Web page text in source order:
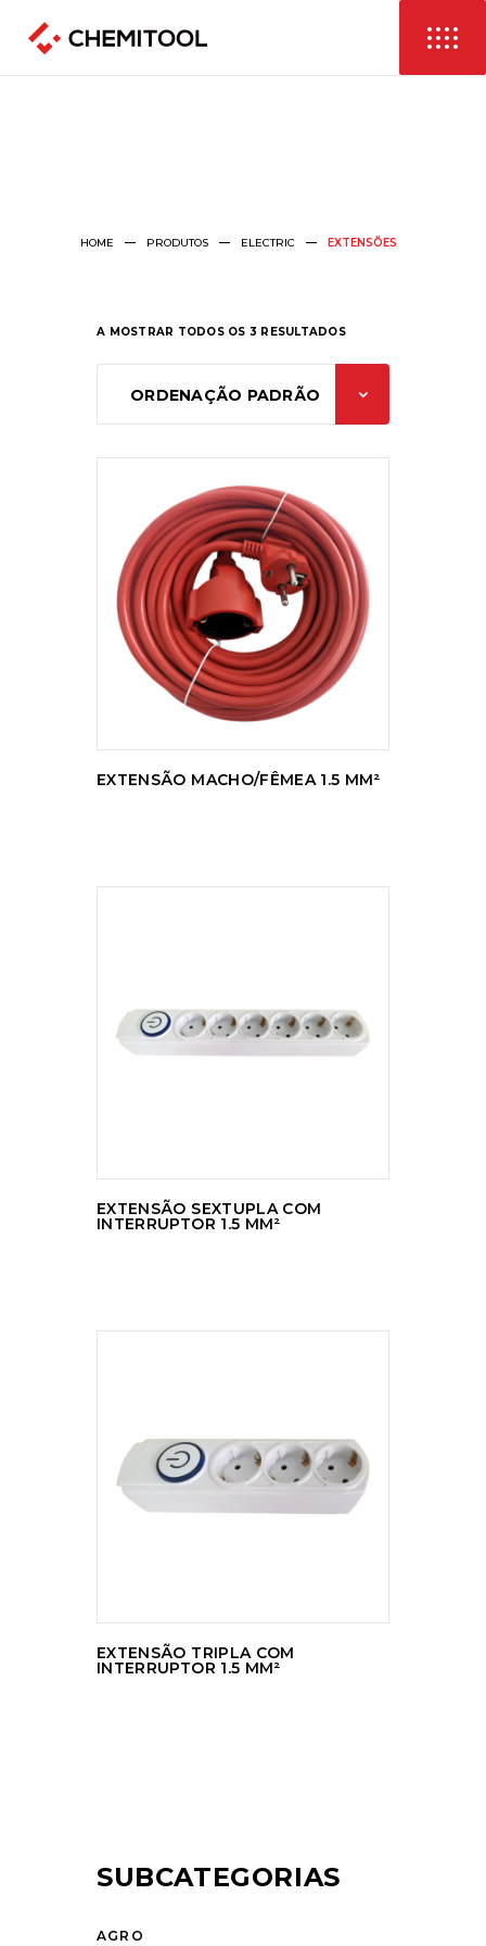
HOME PRODUTOS ELECTRIC EXTENSÕES
A MOSTRAR TODOS OS 3 RESULTADOS
ORDENAÇÃO PADRÃO
LER MAIS
EXTENSÃO MACHO/FÊMEA 1.5 MM²
LER MAIS
EXTENSÃO SEXTUPLA COM
INTERRUPTOR 1.5 MM²
LER MAIS
EXTENSÃO TRIPLA COM
INTERRUPTOR 1.5 MM²
SUBCATEGORIAS
AGRO